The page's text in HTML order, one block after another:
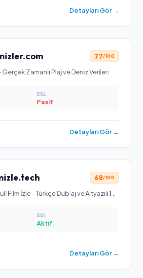
Detayları Gör →
77/100
Zamanlı Plaj ve Deniz Verileri
SSL
Pasif
Detayları Gör →
68/100
SSL
Aktif
Detayları Gör →